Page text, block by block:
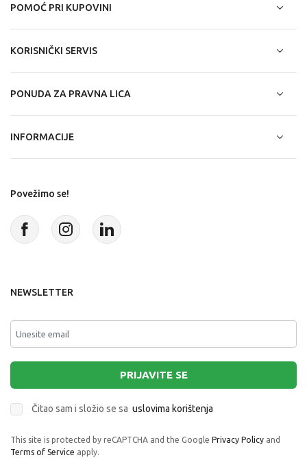
POMOĆ PRI KUPOVINI
KORISNIČKI SERVIS
PONUDA ZA PRAVNA LICA
INFORMACIJE
Povežimo se!
NEWSLETTER
PRIJAVITE SE
Čitao sam i složio se sa uslovima korištenja
This site is protected by reCAPTCHA and the Google Privacy Policy and
Terms of Service apply.